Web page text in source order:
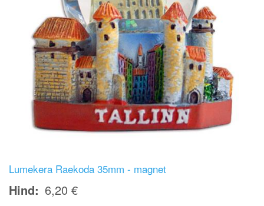
Lumekera Raekoda 35mm - magnet
Hind 6,20 €